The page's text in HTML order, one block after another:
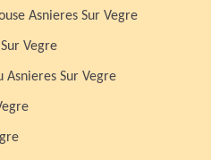
Asnieres Sur Vegre
Vegre
Asnieres Sur Vegre